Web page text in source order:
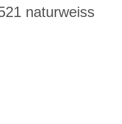
naturweiss